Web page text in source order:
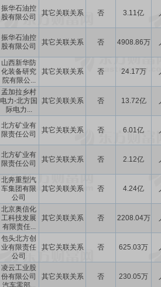
振华石油控
股有限公司
其它关联关系 否 3.11亿
振华石油控
股有限公司
其它关联关系 否 4908.86万
山西新华防
化装备研究
院有限公...
其它关联关系 否 24.17万
孟加拉乡村
电力-北方国
际电力...
其它关联关系 否 13.72亿
北方矿业有
限责任公司
其它关联关系 否 6.01亿
北方矿业有
限责任公司
其它关联关系 否 2.12亿
北奔重型汽
车集团有限
公司
其它关联关系 否 4.24亿
北京奥信化
工科技发展
有限责任...
其它关联关系 否 2208.04万
包头北方创
业有限责任
公司
其它关联关系 否 625.03万
凌云工业股
份有限公司
汽车零部...
其它关联关系 否 230.05万